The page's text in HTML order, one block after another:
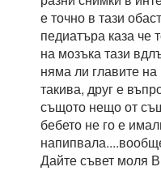
е точно в тази
педиатъра каза че
на мозъка тази
няма ли главите
такива, друг е
същото нещо от
бебето не го е
Дайте съвет моля